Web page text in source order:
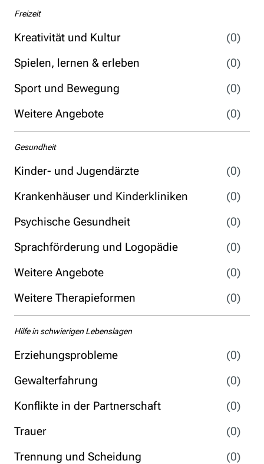
Freizeit
Kreativität und Kultur
(0)
Spielen, lernen & erleben
(0)
Sport und Bewegung
(0)
Weitere Angebote
(0)
Gesundheit
Kinder- und Jugendärzte
(0)
Krankenhäuser und Kinderkliniken
(0)
Psychische Gesundheit
(0)
Sprachförderung und Logopädie
(0)
Weitere Angebote
(0)
Weitere Therapieformen
(0)
Hilfe in schwierigen Lebenslagen
Erziehungsprobleme
(0)
Gewalterfahrung
(0)
Konflikte in der Partnerschaft
(0)
Trauer
(0)
Trennung und Scheidung
(0)